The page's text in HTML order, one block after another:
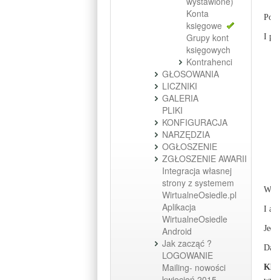
I
W
I
Konta
księgowe
Grupy kont
księgowych
Kontrahenci
GŁOSOWANIA
LICZNIKI
GALERIA
PLIKI
KONFIGURACJA
NARZĘDZIA
OGŁOSZENIE
ZGŁOSZENIE AWARII
Integracja własnej
strony z systemem
WirtualneOsiedle.pl
Aplikacja
WirtualneOsiedle
Android
Jak zacząć ?
LOGOWANIE
Mailing- nowości